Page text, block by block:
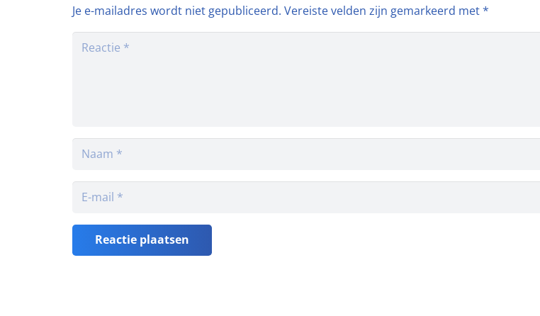
Je e-mailadres wordt niet gepubliceerd. Vereiste velden zijn gemarkeerd met*
Reactie plaatsen